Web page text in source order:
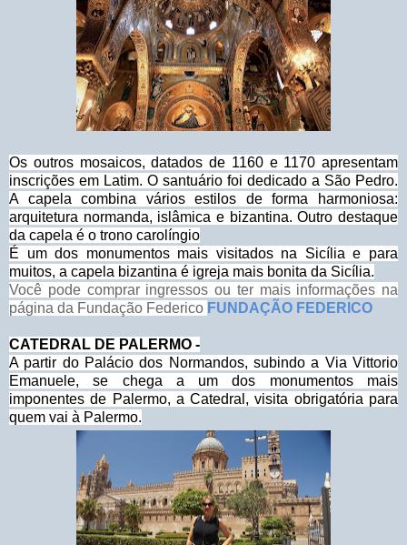
Os outros mosaicos, datados de 1160 e 1170 apresentam
inscrições em Latim. O santuário foi dedicado a São Pedro.
A capela combina vários estilos de forma harmoniosa:
arquitetura normanda, islâmica e bizantina. Outro destaque
da capela é o trono carolíngio
É um dos monumentos mais visitados na Sicília e para
muitos, a capela bizantina é igreja mais bonita da Sicília.
Você pode comprar ingressos ou ter mais informações na
página da Fundação Federico FUNDAÇÃO FEDERICO
CATEDRAL DE PALERMO -
A partir do Palácio dos Normandos, subindo a Via Vittorio
Emanuele, se chega a um dos monumentos mais
imponentes de Palermo, a Catedral, visita obrigatória para
quem vai à Palermo.